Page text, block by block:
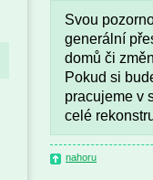
Svou
generální
domů či
Pokud si
pracujeme v
celé
nahoru